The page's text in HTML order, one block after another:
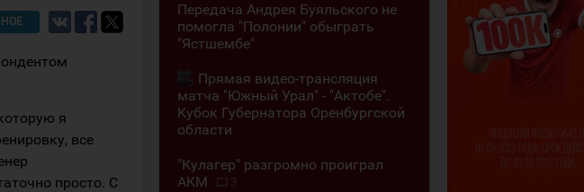
я
все
просто. С
Передача Андрея Буяльского не
помогла "Полонии" обыграть
"Ястшембе"
Прямая видео-трансляция
матча "Южный Урал" - "Актобе".
Кубок Губернатора Оренбургской
области
"Кулагер" разгромно проиграл
АКМ
3